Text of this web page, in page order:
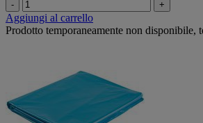
- +
Aggiungi al carrello
Prodotto temporaneamente non disponibile,